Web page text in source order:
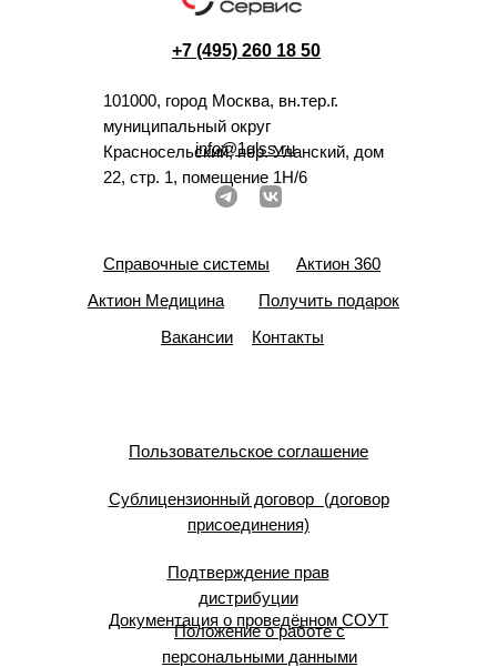
+7 (495) 260 18 50
101000, город Москва, вн.тер.г.
муниципальный округ
Красносельский, пер. Уланский, дом
22, стр. 1, помещение 1Н/6
info@1glss.ru
Справочные системы
Актион 360
Актион Медицина
Получить подарок
Вакансии
Контакты
Пользовательское соглашение
Сублицензионный договор (договор
присоединения)
Подтверждение прав
дистрибуции
Документация о проведённом СОУТ
Положение о работе с
персональными данными